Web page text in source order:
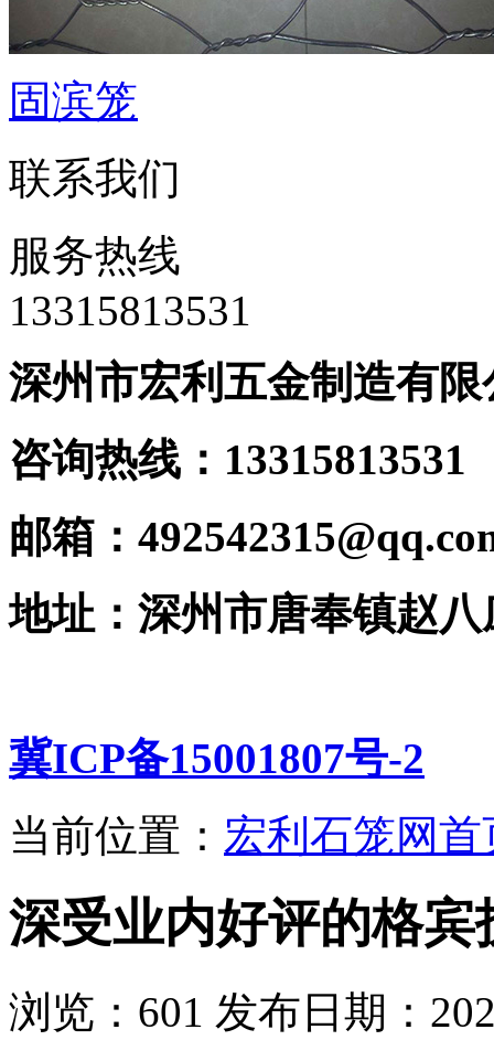
固滨笼
联系我们
服务热线
‭13315813531
深州市宏利五金制造有限
咨询热线：
邮箱：
地址：深州市唐奉镇赵
冀ICP备15001807号-2
当前位置： 宏利石笼网首
深受业内好评的格宾
浏览： 601 发布日期：